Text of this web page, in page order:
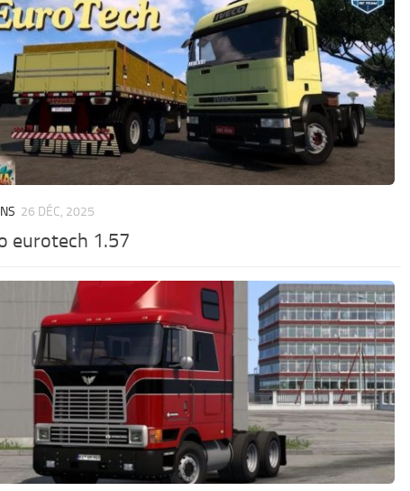
26 DÉC, 2025
eurotech 1.57